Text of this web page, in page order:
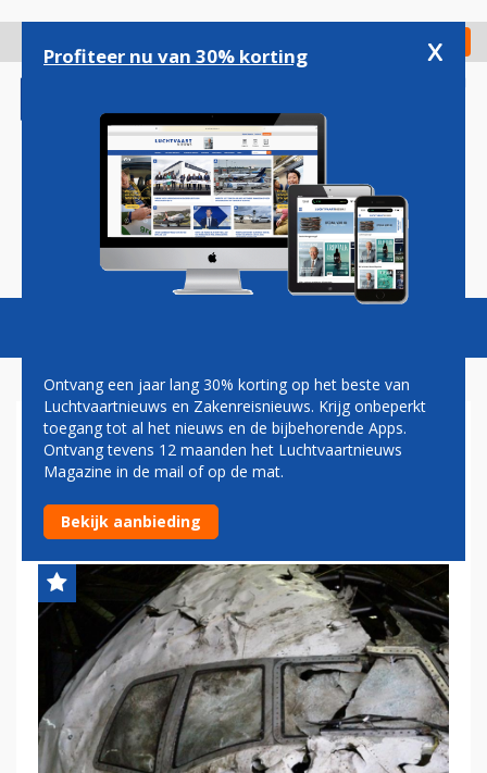
gaan
Check in
Magazine Podcasts Vacatures
GENERAAL NOEMT
CONCLUSIE BELLLINGCAT
INZAKE MH17 ABSURD
Profiteer nu van 30% korting x
Ontvang een jaar lang 30% korting op het beste van
Luchtvaartnieuws en Zakenreisnieuws. Krijg onbeperkt
toegang tot al het nieuws en de bijbehorende Apps.
Ontvang tevens 12 maanden het Luchtvaartnieuws
Magazine in de mail of op de mat.
Bekijk aanbieding